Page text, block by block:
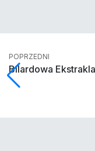
POPRZEDNI
Bilardowa